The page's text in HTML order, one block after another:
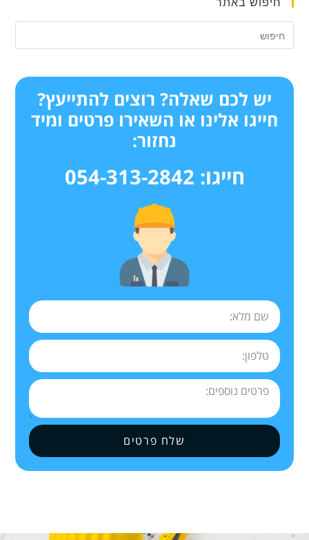
יש לכם שאלה? רוצים להתייעץ?
חייגו אלינו או השאירו פרטים ומיד
נחזור:
חייגו: 054-313-2842
שלח פרטים